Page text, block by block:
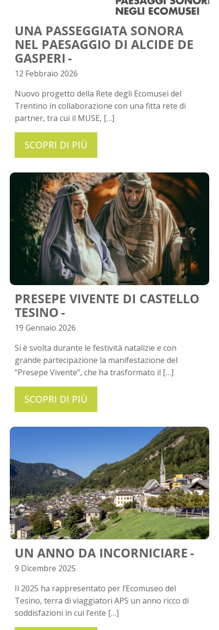
UNA PASSEGGIATA SONORA
NEL PAESAGGIO DI ALCIDE DE
GASPERI
12 Febbraio 2026
Nuovo progetto della Rete degli Ecomusei del
Trentino in collaborazione con una fitta rete di
partner, tra cui il MUSE, […]
SCOPRI DI PIÙ
PRESEPE VIVENTE DI CASTELLO
TESINO
19 Gennaio 2026
Si è svolta durante le festività natalizie e con
grande partecipazione la manifestazione del
“Presepe Vivente”, che ha trasformato il […]
SCOPRI DI PIÙ
UN ANNO DA INCORNICIARE
9 Dicembre 2025
Il 2025 ha rappresentato per l’Ecomuseo del
Tesino, terra di viaggiatori APS un anno ricco di
soddisfazioni in cui l’ente […]